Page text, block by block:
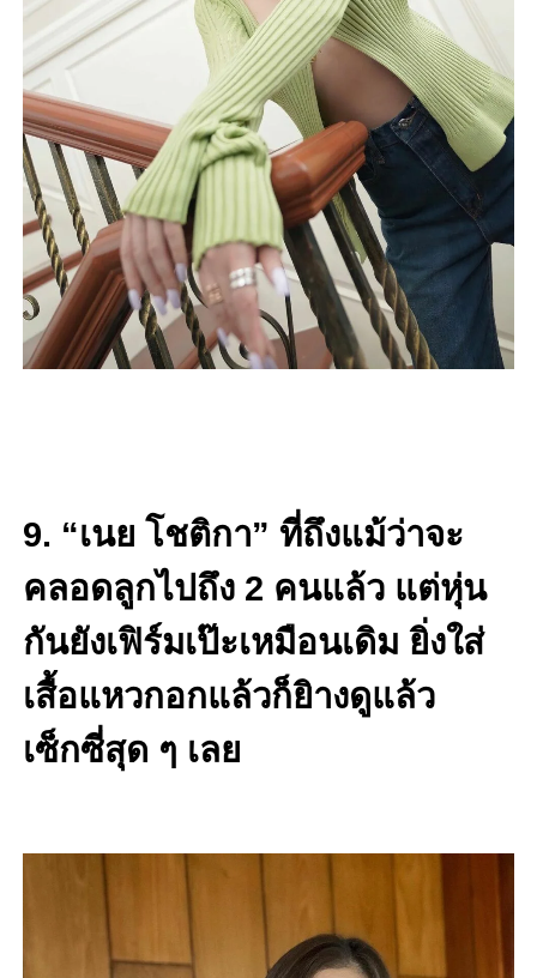
9. “เนย โชติกา” ที่ถึงแม้ว่าจะ
คลอดลูกไปถึง 2 คนแล้ว แต่หุ่น
กันยังเฟิร์มเป๊ะเหมือนเดิม ยิ่งใส่
เสื้อแหวกอกแล้วก็ยิางดูแล้ว
เซ็กซี่สุด ๆ เลย